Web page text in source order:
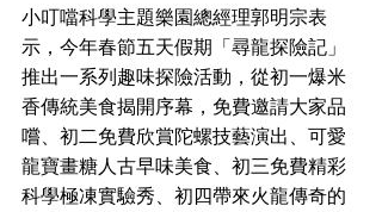
小叮噹科學主題樂園總經理郭明宗表
示，今年春節五天假期「尋龍探險記」
推出一系列趣味探險活動，從初一爆米
香傳統美食揭開序幕，免費邀請大家品
嚐、初二免費欣賞陀螺技藝演出、可愛
龍寶畫糖人古早味美食、初三免費精彩
科學極凍實驗秀、初四帶來火龍傳奇的